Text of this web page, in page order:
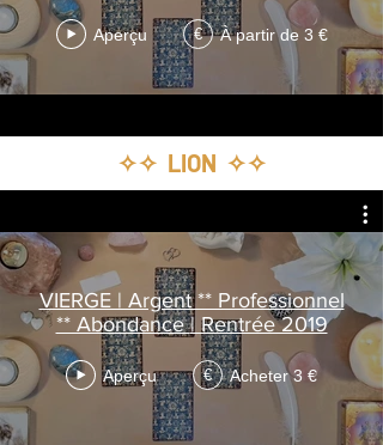
Aperçu € À partir de 3 €
✧✧ LION ✧✧
VIERGE | Argent ** Professionnel
** Abondance | Rentrée 2019
Aperçu € Acheter 3 €